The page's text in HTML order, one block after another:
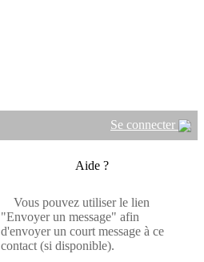
Se connecter
Aide ?
Vous pouvez utiliser le lien
"Envoyer un message" afin
d'envoyer un court message à ce
contact (si disponible).